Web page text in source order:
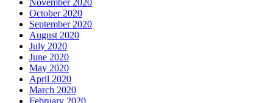
November 2020
October 2020
September 2020
August 2020
July 2020
June 2020
May 2020
April 2020
March 2020